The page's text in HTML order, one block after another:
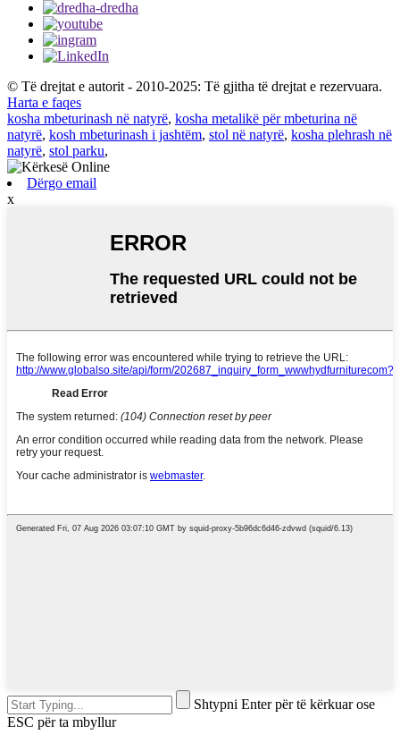
© Të drejtat e autorit - 2010-2025: Të gjitha të drejtat e rezervuara.
Harta e faqes
kosha mbeturinash në natyrë, kosha metalikë për mbeturina në
natyrë, kosh mbeturinash i jashtëm, stol në natyrë, kosha plehrash në
natyrë, stol parku,
Dërgo email
x
Shtypni Enter për të kërkuar ose
ESC për ta mbyllur